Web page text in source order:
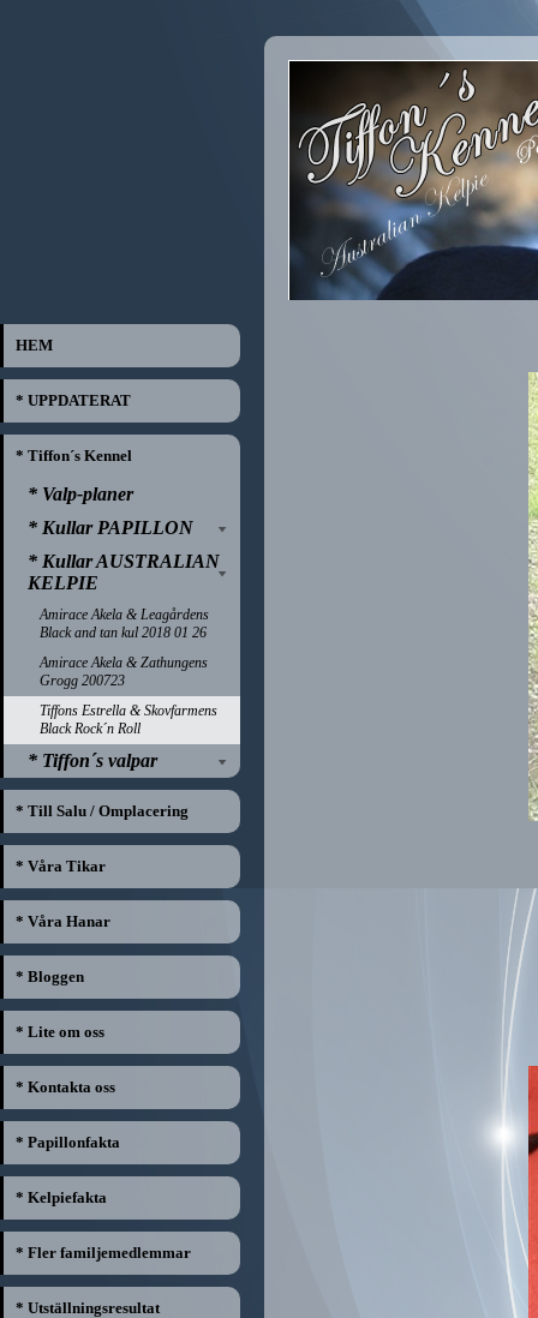
HEM
* UPPDATERAT
* Tiffon´s Kennel
* Valp-planer
* Kullar PAPILLON
* Kullar AUSTRALIAN
KELPIE
Amirace Akela & Leagårdens
Black and tan kul 2018 01 26
Amirace Akela & Zathungens
Grogg 200723
Tiffons Estrella & Skovfarmens
Black Rock´n Roll
* Tiffon´s valpar
* Till Salu / Omplacering
* Våra Tikar
* Våra Hanar
* Bloggen
* Lite om oss
* Kontakta oss
* Papillonfakta
* Kelpiefakta
* Fler familjemedlemmar
* Utställningsresultat